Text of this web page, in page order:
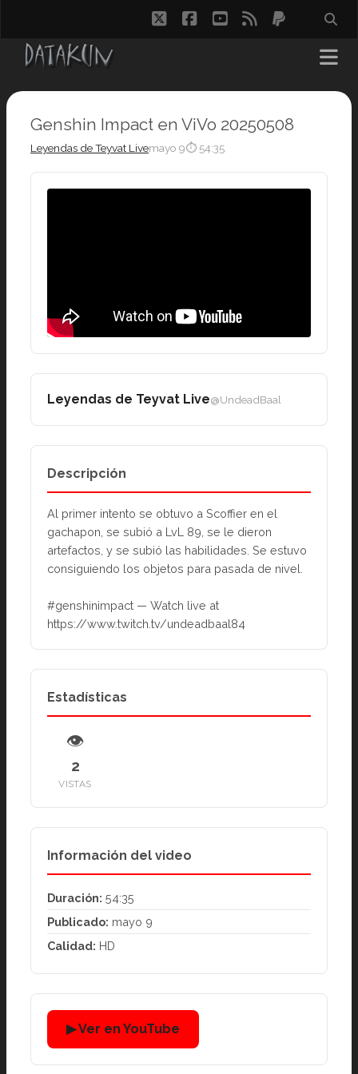
twitterfacebook
youtube
rss paypal
Genshin Impact en ViVo 20250508
Leyendas de Teyvat Livemayo 9⏱ 54:35
Leyendas de Teyvat Live@UndeadBaal
Descripción
Al primer intento se obtuvo a Scoffier en el
gachapon, se subió a LvL 89, se le dieron
artefactos, y se subió las habilidades. Se estuvo
consiguiendo los objetos para pasada de nivel.
#genshinimpact — Watch live at
https://www.twitch.tv/undeadbaal84
Estadísticas
👁
2
VISTAS
Información del video
Duración: 54:35
Publicado: mayo 9
Calidad: HD
▶ Ver en YouTube